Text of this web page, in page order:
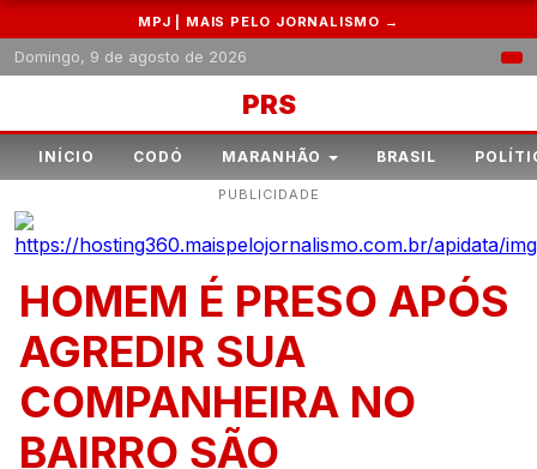
MPJ | MAIS PELO JORNALISMO →
Domingo, 9 de agosto de 2026
PRS
INÍCIO CODÓ MARANHÃO BRASIL
PUBLICIDADE
HOMEM É PRESO APÓS
AGREDIR SUA
COMPANHEIRA NO
BAIRRO SÃO